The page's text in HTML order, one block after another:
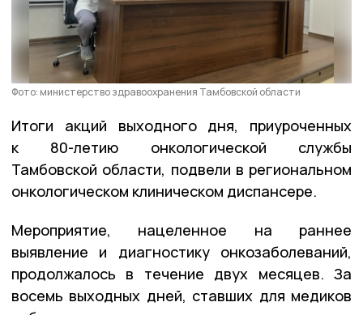
Фото: министерство здравоохранения Тамбовской области
Итоги акций выходного дня, приуроченных
к 80-летию онкологической службы
Тамбовской области, подвели в региональном
онкологическом клиническом диспансере.
Мероприятие, нацеленное на раннее
выявление и диагностику онкозаболеваний,
продолжалось в течение двух месяцев. За
восемь выходных дней, ставших для медиков